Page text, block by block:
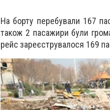
На борту перебували 167
також 2 пасажири були
рейс зареєструвалося 169